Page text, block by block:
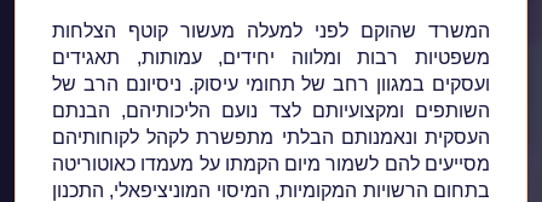
המשרד שהוקם לפני למעלה מעשור קוטף הצלחות
משפטיות רבות ומלווה יחידים, עמותות, תאגידים
ועסקים במגוון רחב של תחומי עיסוק. ניסיונם הרב של
השותפים ומקצועיותם לצד נועם הליכותיהם, הבנתם
העסקית ונאמנותם הבלתי מתפשרת לקהל לקוחותיהם
מסייעים להם לשמור מיום הקמתו על מעמדו כאוטוריטה
בתחום הרשויות המקומיות, המיסוי המוניציפאלי, התכנון